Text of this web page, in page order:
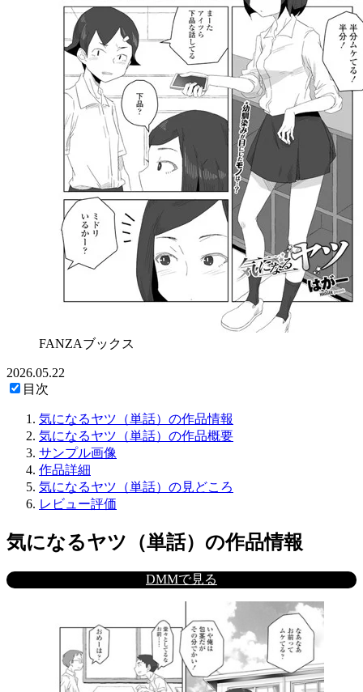
FANZAブックス
2026.05.22
目次
気になるヤツ（単話）の作品情報
気になるヤツ（単話）の作品概要
サンプル画像
作品詳細
気になるヤツ（単話）の見どころ
レビュー評価
気になるヤツ（単話）の作品情報
DMMで見る